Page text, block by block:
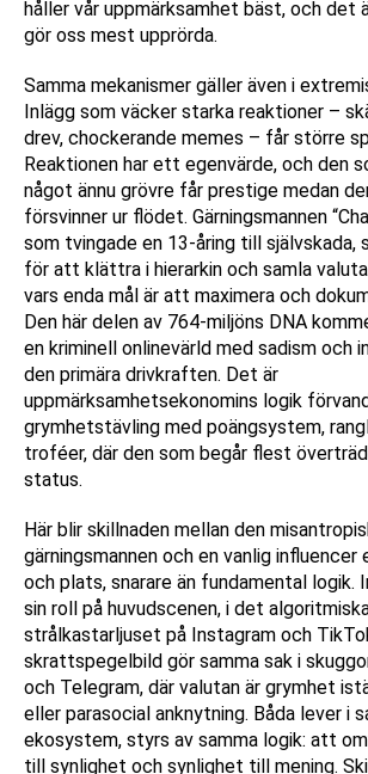
håller vår uppmärksamhet bäst, och det
gör oss mest upprörda.
Samma mekanismer gäller även i
Inlägg som väcker starka reaktioner –
drev, chockerande memes – får större
Reaktionen har ett egenvärde, och den
något ännu grövre får prestige medan
försvinner ur flödet. Gärningsmannen
som tvingade en 13-åring till självskada,
för att klättra i hierarkin och samla
vars enda mål är att maximera och
Den här delen av 764-miljöns DNA
en kriminell onlinevärld med sadism och
den primära drivkraften. Det är
uppmärksamhetsekonomins logik
grymhetstävling med poängsystem,
troféer, där den som begår flest
status.
Här blir skillnaden mellan den
gärningsmannen och en vanlig influencer
och plats, snarare än fundamental logik.
sin roll på huvudscenen, i det
strålkastarljuset på Instagram och
skrattspegelbild gör samma sak i
och Telegram, där valutan är grymhet
eller parasocial anknytning. Båda lever i
ekosystem, styrs av samma logik: att
till synlighet och synlighet till mening.